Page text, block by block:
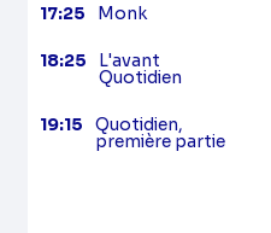
17:25 Monk
18:25 L'avant
Quotidien
19:15 Quotidien,
première partie